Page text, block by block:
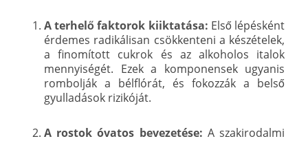
A terhelő faktorok kiiktatása: Első lépésként
érdemes radikálisan csökkenteni a készételek,
a finomított cukrok és az alkoholos italok
mennyiségét. Ezek a komponensek ugyanis
rombolják a bélflórát, és fokozzák a belső
gyulladások rizikóját.
A rostok óvatos bevezetése: A szakirodalmi